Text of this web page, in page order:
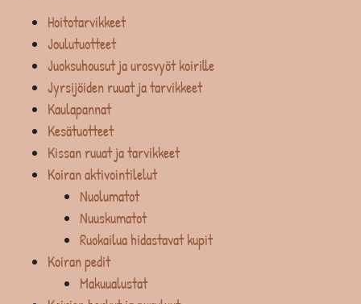
Hoitotarvikkeet
Joulutuotteet
Juoksuhousut ja urosvyöt koirille
Jyrsijöiden ruuat ja tarvikkeet
Kaulapannat
Kesätuotteet
Kissan ruuat ja tarvikkeet
Koiran aktivointilelut
Nuolumatot
Nuuskumatot
Ruokailua hidastavat kupit
Koiran pedit
Makuualustat